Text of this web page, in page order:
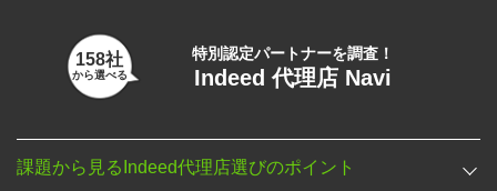
158社
から選べる
特別認定パートナーを調査！
Indeed 代理店 Navi
課題から見るIndeed代理店選びのポイント